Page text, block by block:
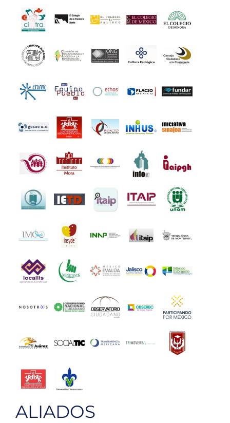
ALIADOS